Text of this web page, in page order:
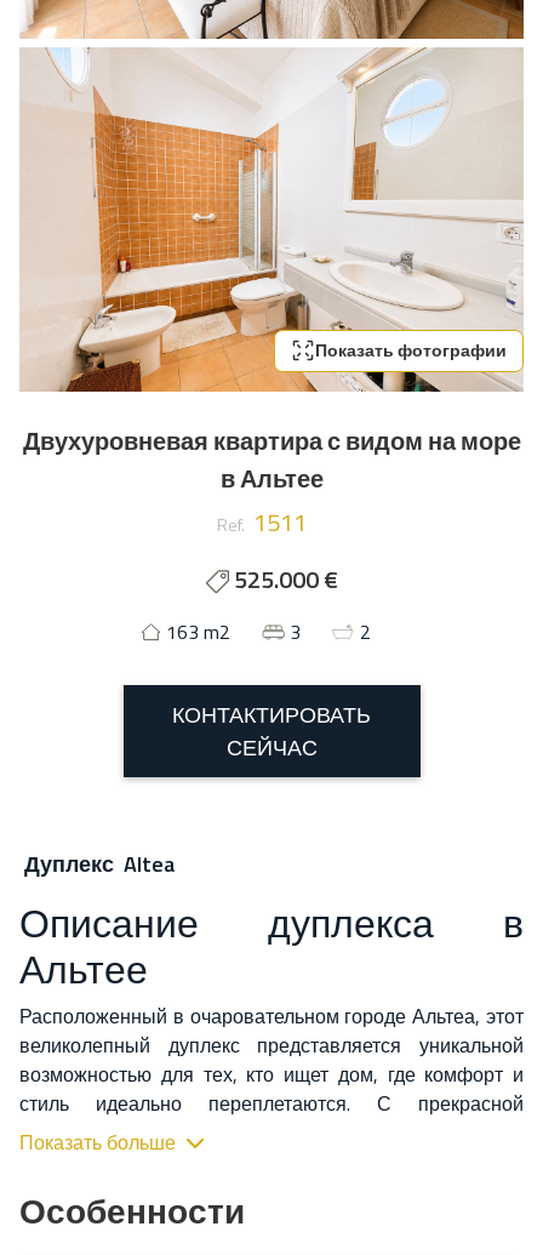
Показать фотографии
Двухуровневая квартира с видом на море
в Альтее
Ref. 1511
525.000 €
163 m2 3 2
КОНТАКТИРОВАТЬ
СЕЙЧАС
Дуплекс Altea
Описание дуплекса в
Альтее
Расположенный в очаровательном городе Альтеа, этот
великолепный дуплекс представляется уникальной
возможностью для тех, кто ищет дом, где комфорт и
стиль идеально переплетаются. С прекрасной
площадью в 163 м² с видом на море. Рядом с мариной
ближайшем будущем планируется полностью
Показать больше
Особенности